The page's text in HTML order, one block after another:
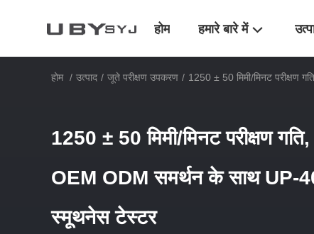
होम हमारे बारे में
होम / उत्पाद / जूते परीक्षण उपकरण / 1250 ± 50 मिमी/मिनट
1250 ± 50 मिमी/मिनट परीक्षण
OEM ODM समर्थन के साथ UP-
स्मूथनेस टेस्टर